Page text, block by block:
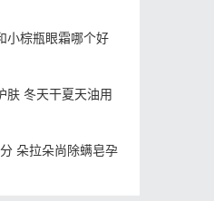
小棕瓶眼霜哪个好
肤 冬天干夏天油用
朵拉朵尚除螨皂孕